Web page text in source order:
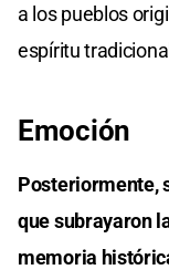
a los pueblos
espíritu
Emoción
Posteriormente,
que subrayaron
memoria